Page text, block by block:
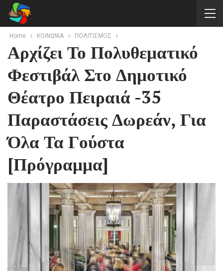
Home ΚΟΙΝΩΝΙΑ ΠΟΛΙΤΙΣΜΟΣ
Αρχίζει Το Πολυθεματικό
Φεστιβάλ Στο Δημοτικό
Θέατρο Πειραιά -35
Παραστάσεις Δωρεάν, Για
Όλα Τα Γούστα
[πρόγραμμα]